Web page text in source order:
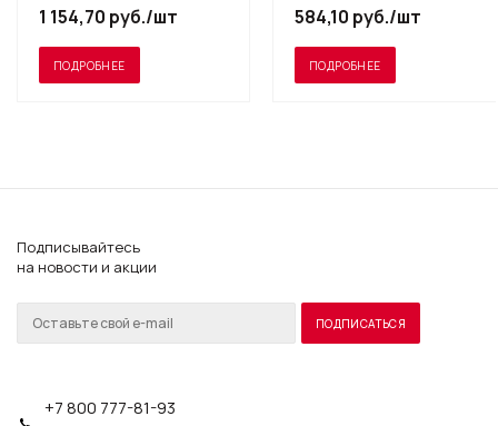
1 154,70 руб./шт
ПОДРОБНЕЕ
584,10 руб./шт
ПОДРОБНЕЕ
Подписывайтесь
на новости и акции
+7 800 777-81-93